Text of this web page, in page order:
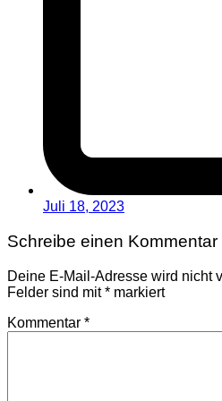
Juli 18, 2023
Schreibe einen Kommentar
Deine E-Mail-Adresse wird nicht
Felder sind mit* markiert
Kommentar *